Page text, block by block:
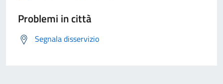
Problemi in città
Segnala disservizio